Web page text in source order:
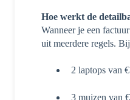
Hoe werkt de
Wanneer je een
uit meerdere regels.
2 laptops van
3 muizen van